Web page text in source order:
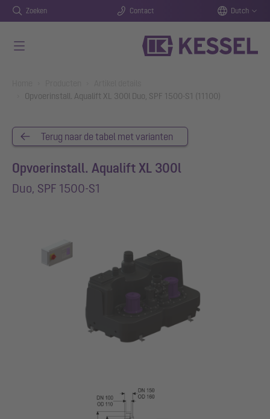
Zoeken Contact Dutch
Opvoerinstall. Aqualift XL 300l Duo, SPF 1500-S1 (11100)
Terug naar de tabel met varianten
Opvoerinstall. Aqualift XL 300l
Duo, SPF 1500-S1